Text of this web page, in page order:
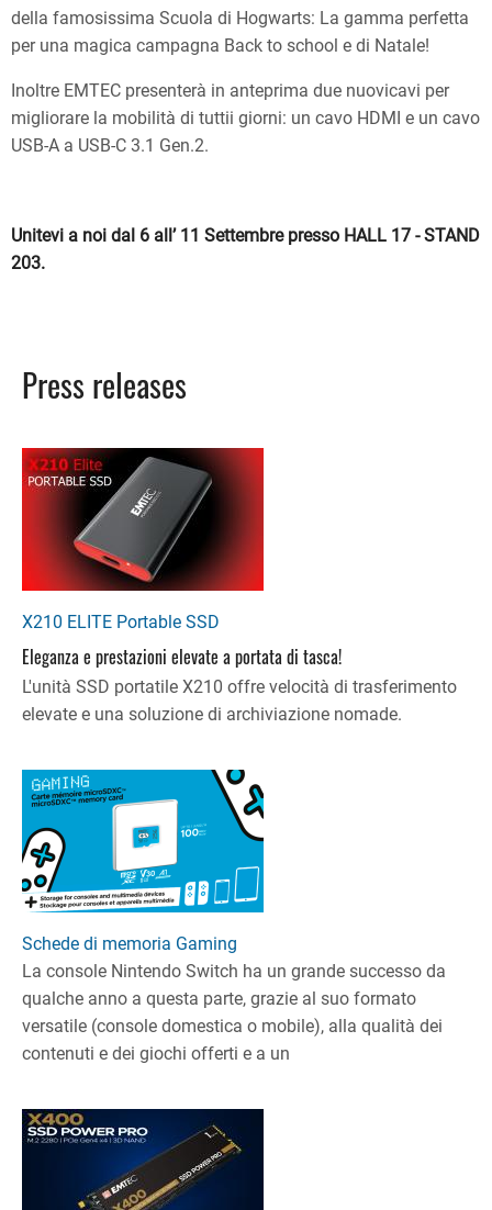
della famosissima Scuola di Hogwarts: La gamma perfetta
per una magica campagna Back to school e di Natale!
Inoltre EMTEC presenterà in anteprima due nuovicavi per
migliorare la mobilità di tuttii giorni: un cavo HDMI e un cavo
USB-A a USB-C 3.1 Gen.2.
Unitevi a noi dal 6 all’ 11 Settembre presso HALL 17 - STAND
203.
Press releases
X210 ELITE Portable SSD
Eleganza e prestazioni elevate a portata di tasca!
L'unità SSD portatile X210 offre velocità di trasferimento
elevate e una soluzione di archiviazione nomade.
Schede di memoria Gaming
La console Nintendo Switch ha un grande successo da
qualche anno a questa parte, grazie al suo formato
versatile (console domestica o mobile), alla qualità dei
contenuti e dei giochi offerti e a un